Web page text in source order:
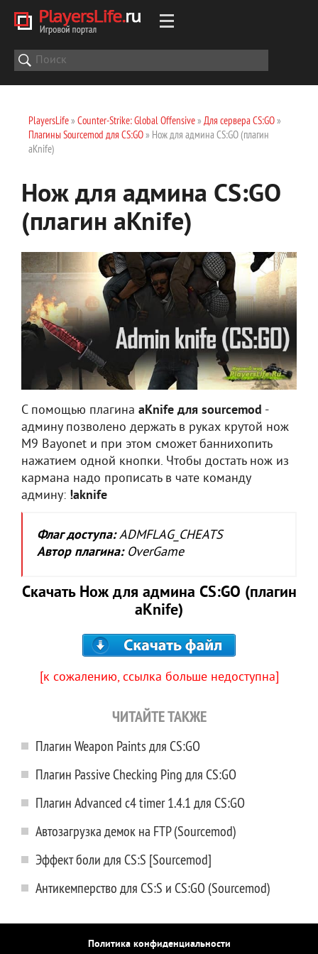
PlayersLife» Counter-Strike: Global Offensive» Для сервера CS:GO»
Плагины Sourcemod для CS:GO» Нож для админа CS:GO (плагин
aKnife)
Нож для админа CS:GO
(плагин aKnife)
С помощью плагина aKnife для sourcemod -
админу позволено держать в руках крутой нож
M9 Bayonet и при этом сможет баннихопить
нажатием одной кнопки. Чтобы достать нож из
кармана надо прописать в чате команду
админу: !aknife
Флаг доступа:ADMFLAG_CHEATS
Автор плагина:OverGame
Скачать Нож для админа CS:GO (плагин
aKnife)
[к сожалению, ссылка больше недоступна]
ЧИТАЙТЕ ТАКЖЕ
Плагин Weapon Paints для CS:GO
Плагин Passive Checking Ping для CS:GO
Плагин Advanced c4 timer 1.4.1 для CS:GO
Автозагрузка демок на FTP (Sourcemod)
Эффект боли для CS:S [Sourcemod]
Антикемперство для CS:S и CS:GO (Sourcemod)
Политика конфиденциальности